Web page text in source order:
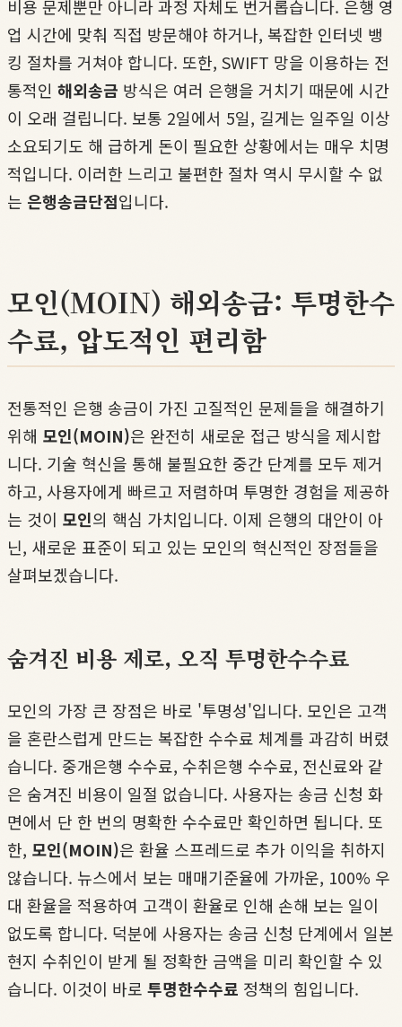
비용 문제뿐만 아니라 과정 자체도 번거롭습니다. 은행 영
업 시간에 맞춰 직접 방문해야 하거나, 복잡한 인터넷 뱅
킹 절차를 거쳐야 합니다. 또한, SWIFT 망을 이용하는 전
통적인 해외송금 방식은 여러 은행을 거치기 때문에 시간
이 오래 걸립니다. 보통 2일에서 5일, 길게는 일주일 이상
소요되기도 해 급하게 돈이 필요한 상황에서는 매우 치명
적입니다. 이러한 느리고 불편한 절차 역시 무시할 수 없
는 은행송금단점입니다.
모인(MOIN) 해외송금: 투명한수
수료, 압도적인 편리함
전통적인 은행 송금이 가진 고질적인 문제들을 해결하기
위해 모인(MOIN)은 완전히 새로운 접근 방식을 제시합
니다. 기술 혁신을 통해 불필요한 중간 단계를 모두 제거
하고, 사용자에게 빠르고 저렴하며 투명한 경험을 제공하
는 것이 모인의 핵심 가치입니다. 이제 은행의 대안이 아
닌, 새로운 표준이 되고 있는 모인의 혁신적인 장점들을
살펴보겠습니다.
숨겨진 비용 제로, 오직 투명한수수료
모인의 가장 큰 장점은 바로 '투명성'입니다. 모인은 고객
을 혼란스럽게 만드는 복잡한 수수료 체계를 과감히 버렸
습니다. 중개은행 수수료, 수취은행 수수료, 전신료와 같
은 숨겨진 비용이 일절 없습니다. 사용자는 송금 신청 화
면에서 단 한 번의 명확한 수수료만 확인하면 됩니다. 또
한, 모인(MOIN)은 환율 스프레드로 추가 이익을 취하지
않습니다. 뉴스에서 보는 매매기준율에 가까운, 100% 우
대 환율을 적용하여 고객이 환율로 인해 손해 보는 일이
없도록 합니다. 덕분에 사용자는 송금 신청 단계에서 일본
현지 수취인이 받게 될 정확한 금액을 미리 확인할 수 있
습니다. 이것이 바로 투명한수수료 정책의 힘입니다.